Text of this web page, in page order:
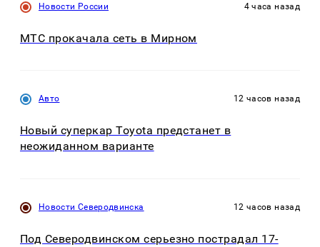
Новости России 4 часа назад
МТС прокачала сеть в Мирном
Авто 12 часов назад
Новый суперкар Toyota предстанет в
неожиданном варианте
Новости Северодвинска 12 часов назад
Под Северодвинском серьезно пострадал 17-